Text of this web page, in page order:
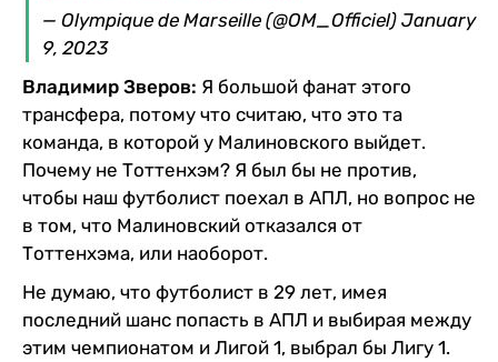
— Olympique de Marseille (@OM_Officiel) January
9, 2023
Владимир Зверов: Я большой фанат этого
трансфера, потому что считаю, что это та
команда, в которой у Малиновского выйдет.
Почему не Тоттенхэм? Я был бы не против,
чтобы наш футболист поехал в АПЛ, но вопрос не
в том, что Малиновский отказался от
Тоттенхэма, или наоборот.
Не думаю, что футболист в 29 лет, имея
последний шанс попасть в АПЛ и выбирая между
этим чемпионатом и Лигой 1, выбрал бы Лигу 1.